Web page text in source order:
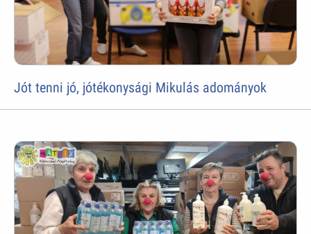
Jót tenni jó, jótékonysági Mikulás adományok